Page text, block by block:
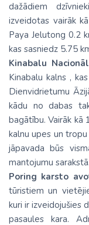
dažādiem
izveidotas vairāk
Paya Jelutong 0.2
kas sasniedz 5.75
Kinabalu
Kinabalu kalns ,
Dienvidrietumu
kādu no dabas
bagātību. Vairāk kā
kalnu upes un
jāpavada būs
mantojumu sarakstā.
Poring karsto
tūristiem un
kuri ir izveidojušies
pasaules kara.